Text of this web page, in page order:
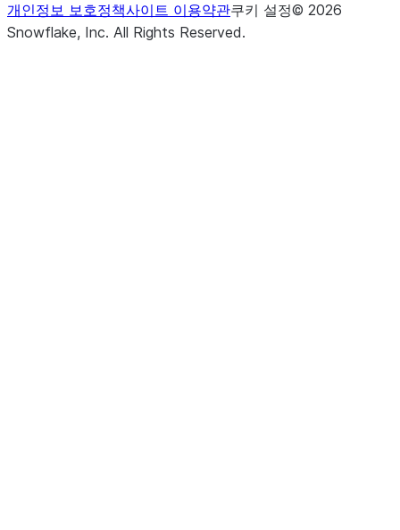
개인정보 보호정책사이트 이용약관쿠키 설정© 2026
Snowflake, Inc. All Rights Reserved.